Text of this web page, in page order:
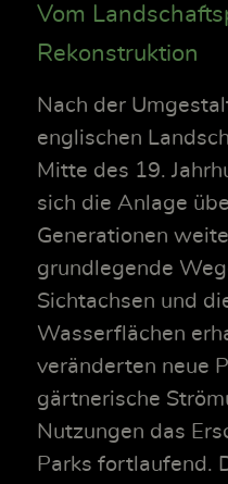
Vom
Rekonstruktion
Nach der
englischen
Mitte des 19.
sich die Anlage
Generationen
grundlegende
Sichtachsen und
Wasserflächen
veränderten neue
gärtnerische
Nutzungen das
Parks fortlaufend.